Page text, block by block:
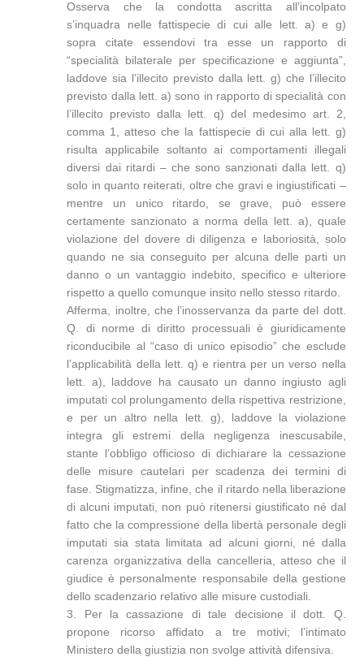
Osserva che la condotta ascritta all’incolpato
s’inquadra nelle fattispecie di cui alle lett. a) e g)
sopra citate essendovi tra esse un rapporto di
“specialità bilaterale per specificazione e aggiunta”,
laddove sia l’illecito previsto dalla lett. g) che l’illecito
previsto dalla lett. a) sono in rapporto di specialità con
l’illecito previsto dalla lett. q) del medesimo art. 2,
comma 1, atteso che la fattispecie di cui alla lett. g)
risulta applicabile soltanto ai comportamenti illegali
diversi dai ritardi – che sono sanzionati dalla lett. q)
solo in quanto reiterati, oltre che gravi e ingiustificati –
mentre un unico ritardo, se grave, può essere
certamente sanzionato a norma della lett. a), quale
violazione del dovere di diligenza e laboriosità, solo
quando ne sia conseguito per alcuna delle parti un
danno o un vantaggio indebito, specifico e ulteriore
rispetto a quello comunque insito nello stesso ritardo.
Afferma, inoltre, che l’inosservanza da parte del dott.
Q. di norme di diritto processuali è giuridicamente
riconducibile al “caso di unico episodio” che esclude
l’applicabilità della lett. q) e rientra per un verso nella
lett. a), laddove ha causato un danno ingiusto agli
imputati col prolungamento della rispettiva restrizione,
e per un altro nella lett. g), laddove la violazione
integra gli estremi della negligenza inescusabile,
stante l’obbligo officioso di dichiarare la cessazione
delle misure cautelari per scadenza dei termini di
fase. Stigmatizza, infine, che il ritardo nella liberazione
di alcuni imputati, non può ritenersi giustificato né dal
fatto che la compressione della libertà personale degli
imputati sia stata limitata ad alcuni giorni, né dalla
carenza organizzativa della cancelleria, atteso che il
giudice è personalmente responsabile della gestione
dello scadenzario relativo alle misure custodiali.
3. Per la cassazione di tale decisione il dott. Q.
propone ricorso affidato a tre motivi; l’intimato
Ministero della giustizia non svolge attività difensiva.